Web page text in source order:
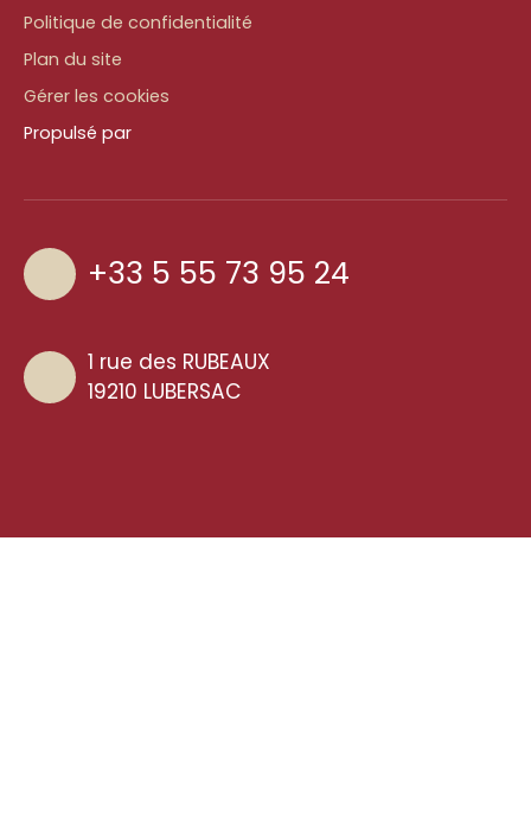
Politique de confidentialité
Plan du site
Gérer les cookies
Propulsé par
+33 5 55 73 95 24
1 rue des RUBEAUX
19210 LUBERSAC